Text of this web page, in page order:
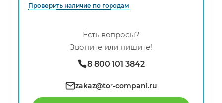
Проверить наличие по городам
Есть вопросы?
Звоните или пишите!
8 800 101 3842
zakaz@tor-compani.ru